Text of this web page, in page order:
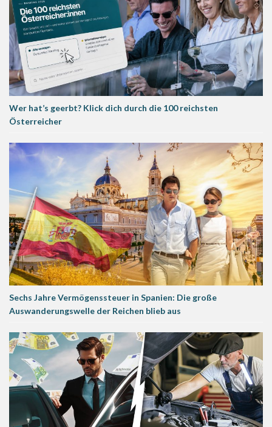
Wer hat’s geerbt? Klick dich durch die 100 reichsten
Österreicher
Sechs Jahre Vermögenssteuer in Spanien: Die große
Auswanderungswelle der Reichen blieb aus